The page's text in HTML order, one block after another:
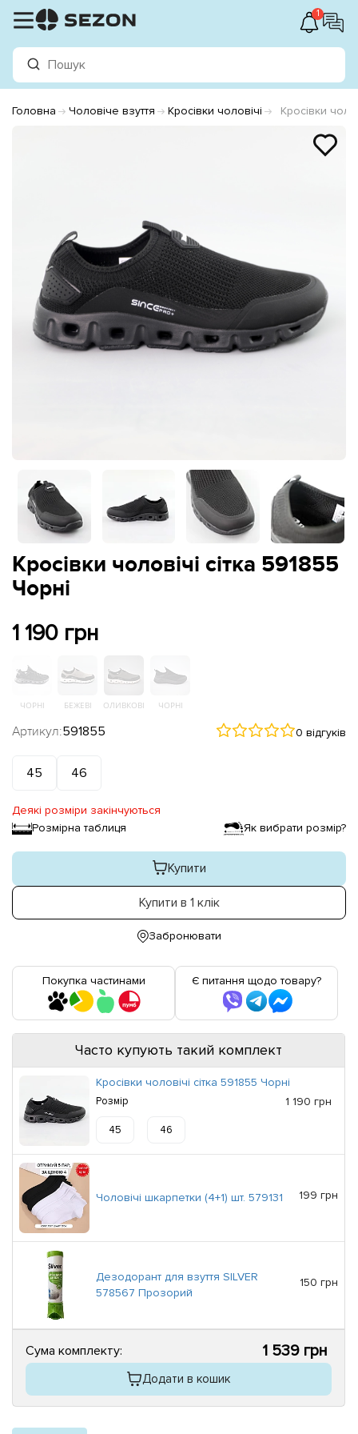
1
Головна Чоловіче взуття Кросівки чоловічі Кросівки
Кросівки чоловічі сітка 591855
Чорні
1 190 грн
ЧОРНІ БЕЖЕВІ ОЛИВКОВІ ЧОРНІ
Артикул:591855 0 відгуків
45 46
Деякі розміри закінчуються
Розмірна таблиця
Як вибрати розмір?
Купити
Купити в 1 клік
Забронювати
Покупка частинами Є питання щодо товару?
Часто купують такий комплект
Кросівки чоловічі сітка 591855 Чорні
Розмір 1 190 грн
45 46
Чоловічі шкарпетки (4+1) шт. 579131 199 грн
Дезодорант для взуття SILVER
578567 Прозорий
150 грн
Сума комплекту: 1 539 грн
Додати в кошик